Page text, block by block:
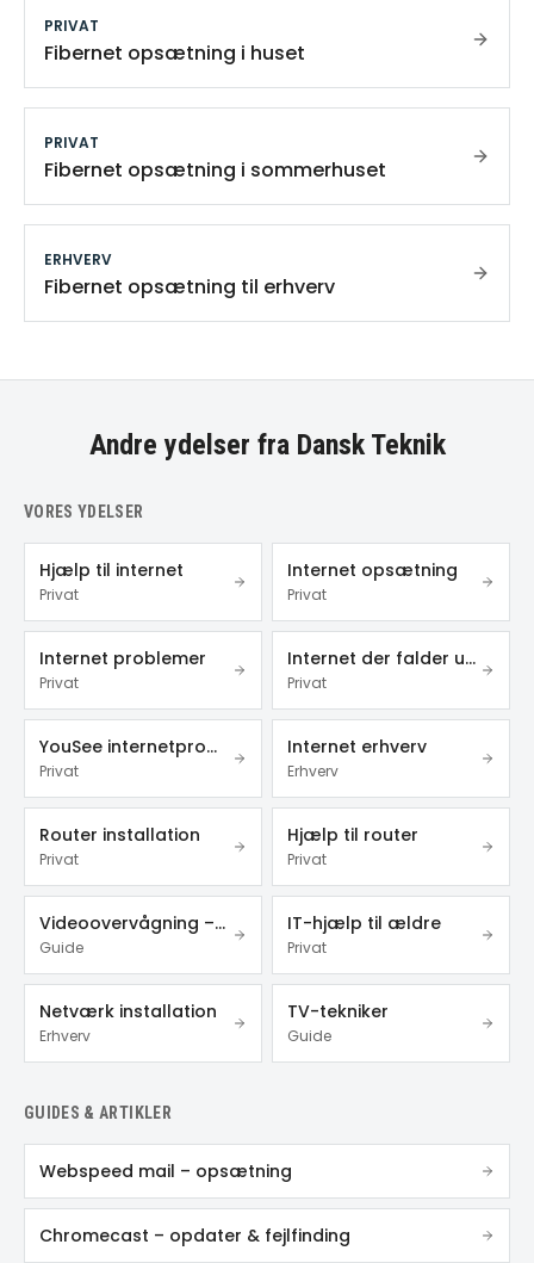
PRIVAT
Fibernet opsætning i huset
PRIVAT
Fibernet opsætning i sommerhuset
ERHVERV
Fibernet opsætning til erhverv
Andre ydelser fra Dansk Teknik
VORES YDELSER
Hjælp til internet
Privat
Internet opsætning
Privat
Internet problemer
Privat
Internet der falder ud
Privat
YouSee internetproblemer
Privat
Internet erhverv
Erhverv
Router installation
Privat
Hjælp til router
Privat
Videoovervågning – privat & erhverv
Guide
IT-hjælp til ældre
Privat
Netværk installation
Erhverv
TV-tekniker
Guide
GUIDES & ARTIKLER
Webspeed mail – opsætning
Chromecast – opdater & fejlfinding